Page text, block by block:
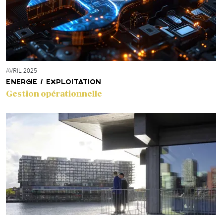
AVRIL 2025
ENERGIE / EXPLOITATION
Gestion opérationnelle